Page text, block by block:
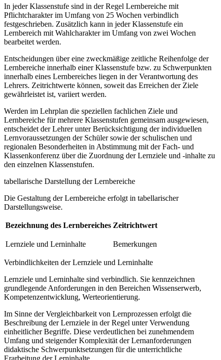
In jeder Klassenstufe sind in der Regel Lernbereiche mit
Pflichtcharakter im Umfang von 25 Wochen verbindlich
festgeschrieben. Zusätzlich kann in jeder Klassenstufe ein
Lernbereich mit Wahlcharakter im Umfang von zwei Wochen
bearbeitet werden.
Entscheidungen über eine zweckmäßige zeitliche Reihenfolge der
Lernbereiche innerhalb einer Klassenstufe bzw. zu Schwerpunkten
innerhalb eines Lernbereiches liegen in der Verantwortung des
Lehrers. Zeitrichtwerte können, soweit das Erreichen der Ziele
gewährleistet ist, variiert werden.
Werden im Lehrplan die speziellen fachlichen Ziele und
Lernbereiche für mehrere Klassenstufen gemeinsam ausgewiesen,
entscheidet der Lehrer unter Berücksichtigung der individuellen
Lernvoraussetzungen der Schüler sowie der schulischen und
regionalen Besonderheiten in Abstimmung mit der Fach- und
Klassenkonferenz über die Zuordnung der Lernziele und -inhalte zu
den einzelnen Klassenstufen.
tabellarische Darstellung der Lernbereiche
Die Gestaltung der Lernbereiche erfolgt in tabellarischer
Darstellungsweise.
Bezeichnung des Lernbereiches Zeitrichtwert
Lernziele und Lerninhalte Bemerkungen
Verbindlichkeiten der Lernziele und Lerninhalte
Lernziele und Lerninhalte sind verbindlich. Sie kennzeichnen
grundlegende Anforderungen in den Bereichen Wissenserwerb,
Kompetenzentwicklung, Werteorientierung.
Im Sinne der Vergleichbarkeit von Lernprozessen erfolgt die
Beschreibung der Lernziele in der Regel unter Verwendung
einheitlicher Begriffe. Diese verdeutlichen bei zunehmendem
Umfang und steigender Komplexität der Lernanforderungen
didaktische Schwerpunktsetzungen für die unterrichtliche